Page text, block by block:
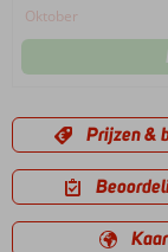
Oktober
Prijzen &